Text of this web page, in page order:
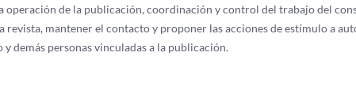
operación de la publicación, coordinación y control del trabajo del
mantener el contacto y proponer las acciones de estímulo a
demás personas vinculadas a la publicación.